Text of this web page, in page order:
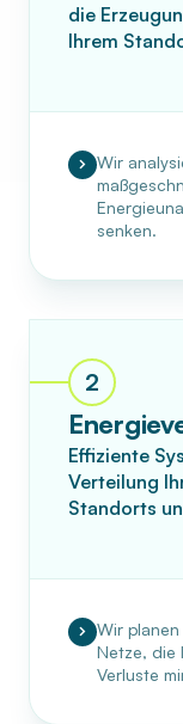
die
Ihrem
Wir
senken.
2
Effiziente
Verteilung
Standorts
Wir
Netze, die
Verluste